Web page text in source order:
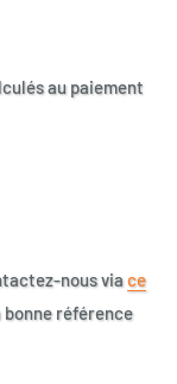
au paiement
nous viace
bonne référence